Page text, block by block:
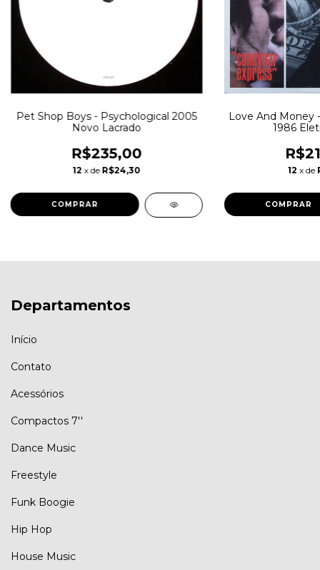
Pet Shop Boys - Psychological 2005
Novo Lacrado
R$235,00
12 x de R$24,30
Love And Money
1986
12 x de
Departamentos
Início
Contato
Acessórios
Compactos 7''
Dance Music
Freestyle
Funk Boogie
Hip Hop
House Music